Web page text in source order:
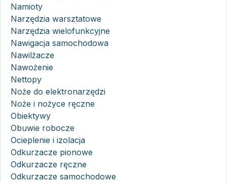
Namioty
Narzędzia warsztatowe
Narzędzia wielofunkcyjne
Nawigacja samochodowa
Nawilżacze
Nawożenie
Nettopy
Noże do elektronarzędzi
Noże i nożyce ręczne
Obiektywy
Obuwie robocze
Ocieplenie i izolacja
Odkurzacze pionowe
Odkurzacze ręczne
Odkurzacze samochodowe